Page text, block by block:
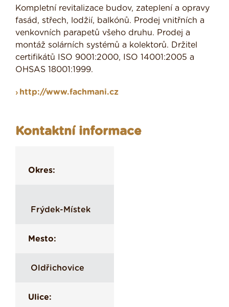
Kompletní revitalizace budov, zateplení a opravy
fasád, střech, lodžií, balkónů. Prodej vnitřních a
venkovních parapetů všeho druhu. Prodej a
montáž solárních systémů a kolektorů. Držitel
certifikátů ISO 9001:2000, ISO 14001:2005 a
OHSAS 18001:1999.
http://www.fachmani.cz
Kontaktní informace
Okres:
Frýdek-Místek
Mesto:
Oldřichovice
Ulice: